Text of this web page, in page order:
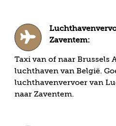
Zaventem:
Taxi van of naar Brussels
luchthaven van België.
luchthavenvervoer van
naar Zaventem.